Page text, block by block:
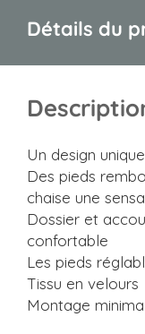
gallery
Détails du
Un design
Des pieds
chaise une
Dossier et
confortable
Les pieds
Tissu en velours
Montage